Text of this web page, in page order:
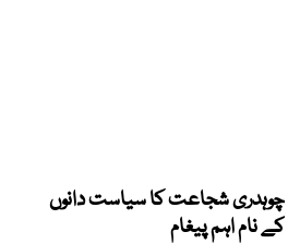
چوہدری شجاعت کا سیاست دانوں
کے نام اہم پیغام